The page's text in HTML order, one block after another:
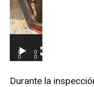
o
d
u
r
0
0
:
0
0
:
Durante la